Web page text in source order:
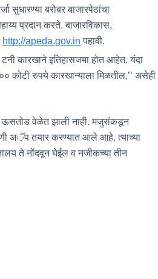
सुधारण्या बरोबर बाजारपेठांचा
प्रदान करते. बाजारविकास,
http://apeda.gov.in पहावी.
कारखाने इतिहासजमा होत आहेत. यंदा
कोटी रुपये कारखान्याला मिळतील,’’ असेही
ऊसतोड वेळेत झाली नाही. मजुरांकडून
अॅप तयार करण्यात आले आहे. त्याच्या
ते नोंदवून घेईल व नजीकच्या तीन